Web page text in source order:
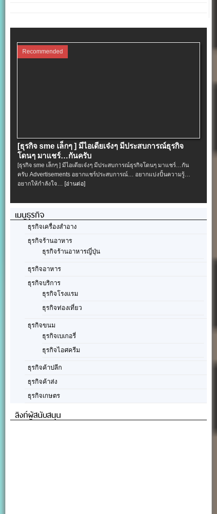
[ธุรกิจ sme เล็กๆ ] มีไอเดียเจ๋งๆ มีประสบการณ์ธุรกิจ
โดนๆ มาแชร์…กันครับ
[ธุรกิจ sme เล็กๆ ] มีไอเดียเจ๋งๆ มีประสบการณ์ธุรกิจโดนๆ มาแชร์…กัน
ครับ Advertisements อยากแชร์ประสบการณ์… อยากแบ่งปั้นความรู้…
อยากให้กำลังใจ…[อ่านต่อ]
เมนูธุรกิจ
ธุรกิจเครื่องสำอาง
ธุรกิจร้านอาหาร
ธุรกิจร้านอาหารญี่ปุ่น
ธุรกิจอาหาร
ธุรกิจบริการ
ธุรกิจโรงแรม
ธุรกิจท่องเที่ยว
ธุรกิจขนม
ธุรกิจเบเกอรี่
ธุรกิจไอศครีม
ธุรกิจค้าปลีก
ธุรกิจค้าส่ง
ธุรกิจเกษตร
ลิงก์ผู้สนับสนุน